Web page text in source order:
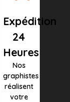
Expédition
24
Heures
Nos
graphistes
réalisent
votre